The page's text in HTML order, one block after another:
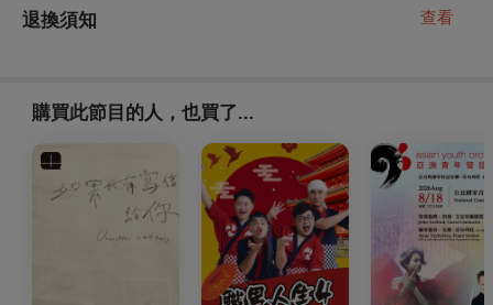
退換須知 查看
購買此節目的人，也買了...